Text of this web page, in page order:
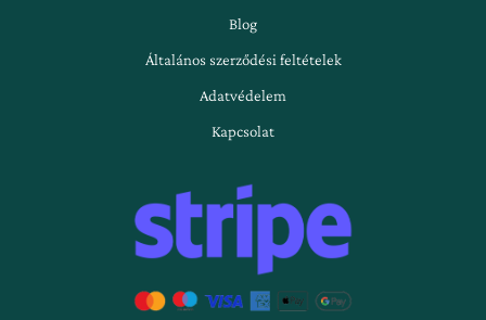
Blog
Általános szerződési feltételek
Adatvédelem
Kapcsolat